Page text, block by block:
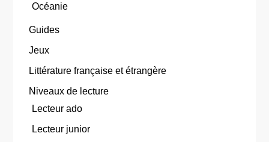
Océanie
Guides
Jeux
Littérature française et étrangère
Niveaux de lecture
Lecteur ado
Lecteur junior